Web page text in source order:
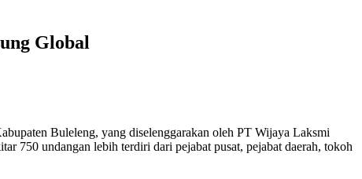
Global
Buleleng, yang diselenggarakan oleh PT Wijaya Laksmi
750 undangan lebih terdiri dari pejabat pusat, pejabat daerah, tokoh